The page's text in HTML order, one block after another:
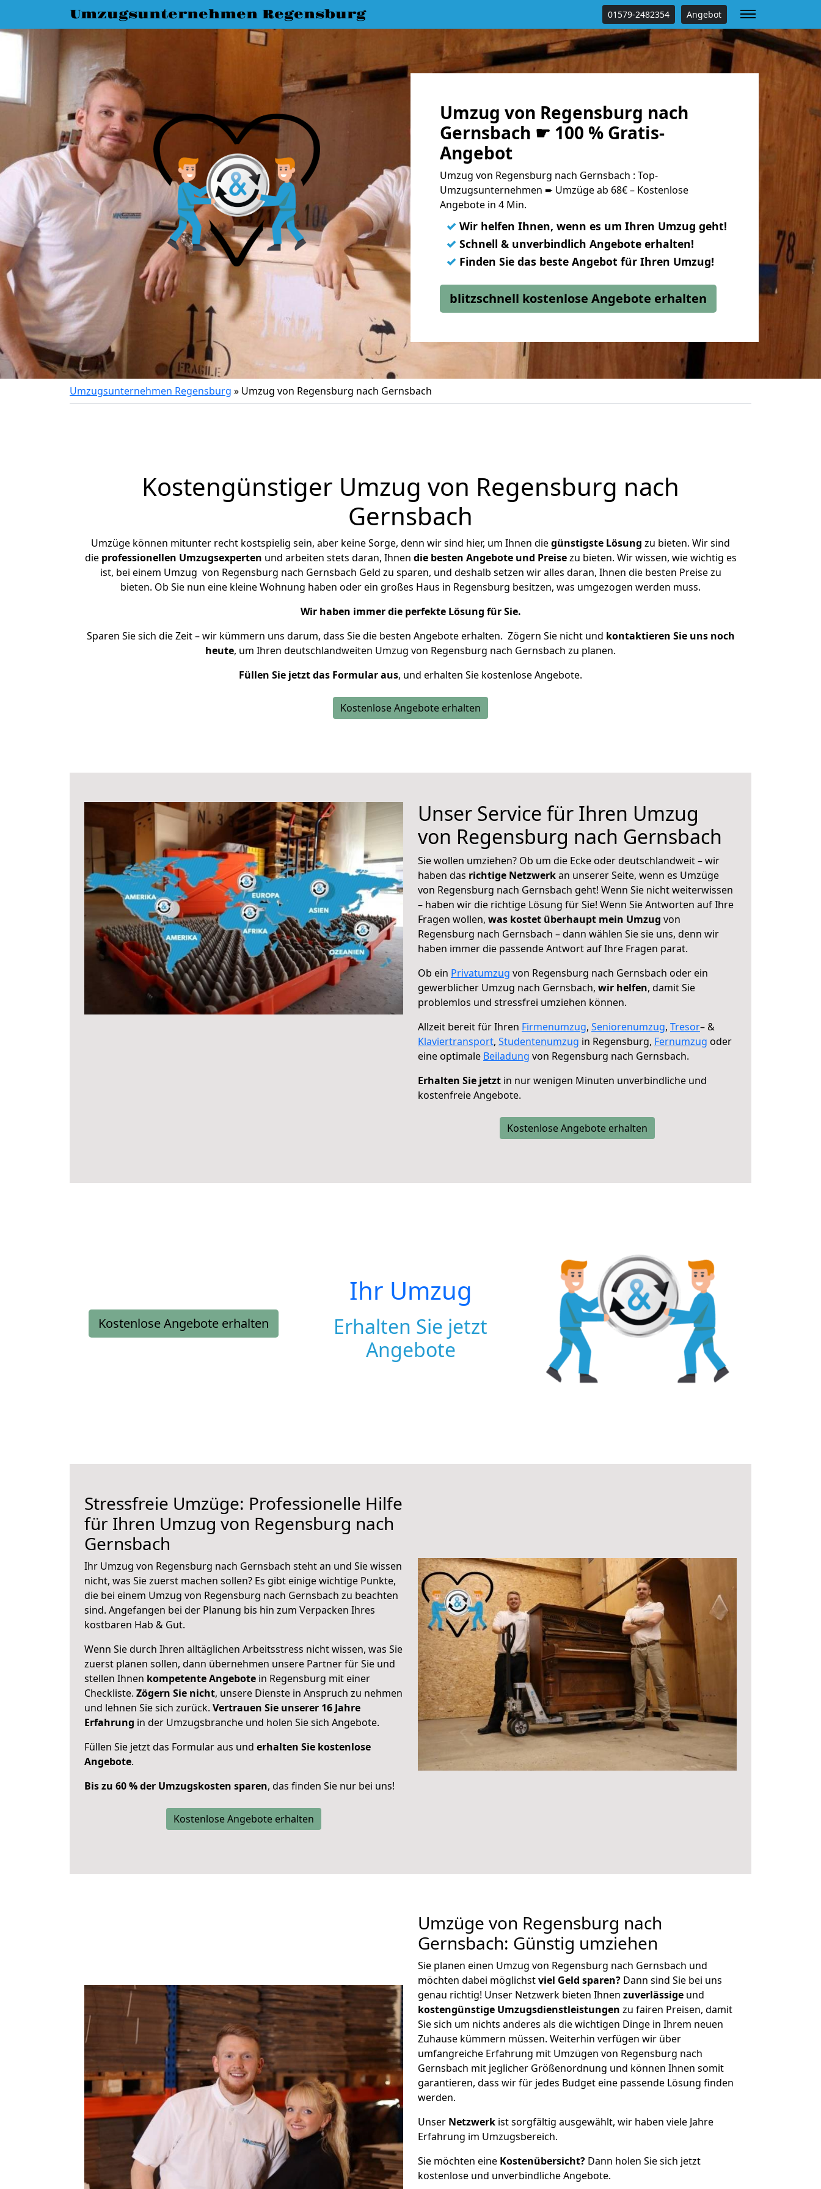
Umzugsunternehmen Regensburg 01579-2482354 Angebot
Umzug von Regensburg nach
Gernsbach ☛ 100 % Gratis-
Angebot
Umzug von Regensburg nach Gernsbach : Top-
Umzugsunternehmen ➨ Umzüge ab 68€ – Kostenlose
Angebote in 4 Min.
✓ Wir helfen Ihnen, wenn es um Ihren Umzug geht!
✓ Schnell & unverbindlich Angebote erhalten!
✓ Finden Sie das beste Angebot für Ihren Umzug!
blitzschnell kostenlose Angebote erhalten
Umzugsunternehmen Regensburg » Umzug von Regensburg nach Gernsbach
Kostengünstiger Umzug von Regensburg nach
Gernsbach
Umzüge können mitunter recht kostspielig sein, aber keine Sorge, denn wir sind hier, um Ihnen diegünstigste Lösung zu bieten. Wir sind
die professionellen Umzugsexperten und arbeiten stets daran, Ihnen die besten Angebote und Preisezu bieten. Wir wissen, wie wichtig es
ist, bei einem Umzug von Regensburg nach Gernsbach Geld zu sparen, und deshalb setzen wir alles daran, Ihnen die besten Preise zu
bieten. Ob Sie nun eine kleine Wohnung haben oder ein großes Haus in Regensburg besitzen, was umgezogen werden muss.
Wir haben immer die perfekte Lösung für Sie.
Sparen Sie sich die Zeit – wir kümmern uns darum, dass Sie die besten Angebote erhalten. Zögern Sie nicht und kontaktieren Sie uns noch
heute, um Ihren deutschlandweiten Umzug von Regensburg nach Gernsbach zu planen.
Füllen Sie jetzt das Formular aus, und erhalten Sie kostenlose Angebote.
Kostenlose Angebote erhalten
Unser Service für Ihren Umzug
von Regensburg nach Gernsbach
Sie wollen umziehen? Ob um die Ecke oder deutschlandweit – wir
haben das richtige Netzwerkan unserer Seite, wenn es Umzüge
von Regensburg nach Gernsbach geht! Wenn Sie nicht weiterwissen
– haben wir die richtige Lösung für Sie! Wenn Sie Antworten auf Ihre
Fragen wollen, was kostet überhaupt mein Umzug von
Regensburg nach Gernsbach – dann wählen Sie sie uns, denn wir
haben immer die passende Antwort auf Ihre Fragen parat.
Ob ein Privatumzug von Regensburg nach Gernsbach oder ein
gewerblicher Umzug nach Gernsbach, wir helfen, damit Sie
problemlos und stressfrei umziehen können.
Allzeit bereit für Ihren Firmenumzug, Seniorenumzug, Tresor– &
Klaviertransport, Studentenumzug in Regensburg, Fernumzug oder
eine optimale Beiladung von Regensburg nach Gernsbach.
Erhalten Sie jetzt in nur wenigen Minuten unverbindliche und
kostenfreie Angebote.
Kostenlose Angebote erhalten
Kostenlose Angebote erhalten
Ihr Umzug
Erhalten Sie jetzt
Angebote
Stressfreie Umzüge: Professionelle Hilfe
für Ihren Umzug von Regensburg nach
Gernsbach
Ihr Umzug von Regensburg nach Gernsbach steht an und Sie wissen
nicht, was Sie zuerst machen sollen? Es gibt einige wichtige Punkte,
die bei einem Umzug von Regensburg nach Gernsbach zu beachten
sind. Angefangen bei der Planung bis hin zum Verpacken Ihres
kostbaren Hab & Gut.
Wenn Sie durch Ihren alltäglichen Arbeitsstress nicht wissen, was Sie
zuerst planen sollen, dann übernehmen unsere Partner für Sie und
stellen Ihnen kompetente Angebote in Regensburg mit einer
Checkliste. Zögern Sie nicht, unsere Dienste in Anspruch zu nehmen
und lehnen Sie sich zurück. Vertrauen Sie unserer 16 Jahre
Erfahrung in der Umzugsbranche und holen Sie sich Angebote.
Füllen Sie jetzt das Formular aus und erhalten Sie kostenlose
Angebote.
Bis zu 60 % der Umzugskosten sparen, das finden Sie nur bei uns!
Kostenlose Angebote erhalten
Umzüge von Regensburg nach
Gernsbach: Günstig umziehen
Sie planen einen Umzug von Regensburg nach Gernsbach und
möchten dabei möglichstviel Geld sparen? Dann sind Sie bei uns
genau richtig! Unser Netzwerk bieten Ihnen zuverlässige und
kostengünstige Umzugsdienstleistungen zu fairen Preisen, damit
Sie sich um nichts anderes als die wichtigen Dinge in Ihrem neuen
Zuhause kümmern müssen. Weiterhin verfügen wir über
umfangreiche Erfahrung mit Umzügen von Regensburg nach
Gernsbach mit jeglicher Größenordnung und können Ihnen somit
garantieren, dass wir für jedes Budget eine passende Lösung finden
werden.
Unser Netzwerk ist sorgfältig ausgewählt, wir haben viele Jahre
Erfahrung im Umzugsbereich.
Sie möchten eine Kostenübersicht? Dann holen Sie sich jetzt
kostenlose und unverbindliche Angebote.